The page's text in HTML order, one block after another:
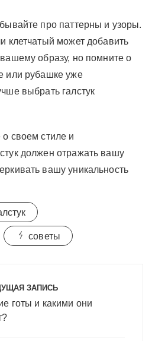
про паттерны и узоры.
клетчатый может добавить
образу, но помните о
или рубашке уже
выбрать галстук
своем стиле и
должен отражать вашу
вашу уникальность
советы
ЗАПИСЬ
готы и какими они